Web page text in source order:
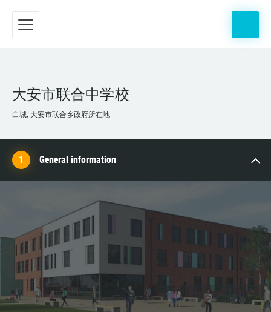
大安市联合中学校
白城, 大安市联合乡政府所在地
General information